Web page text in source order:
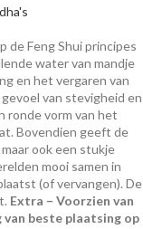
de Feng Shui principes
water van mandje
en het vergaren van
van stevigheid en
ronde vorm van het
Bovendien geeft de
ook een stukje
mooi samen in
(of vervangen). De
Extra – Voorzien van
van beste plaatsing op